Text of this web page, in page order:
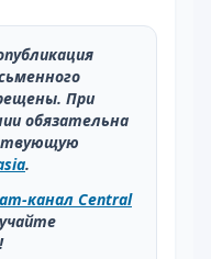
При
обязательна
.
канал Central